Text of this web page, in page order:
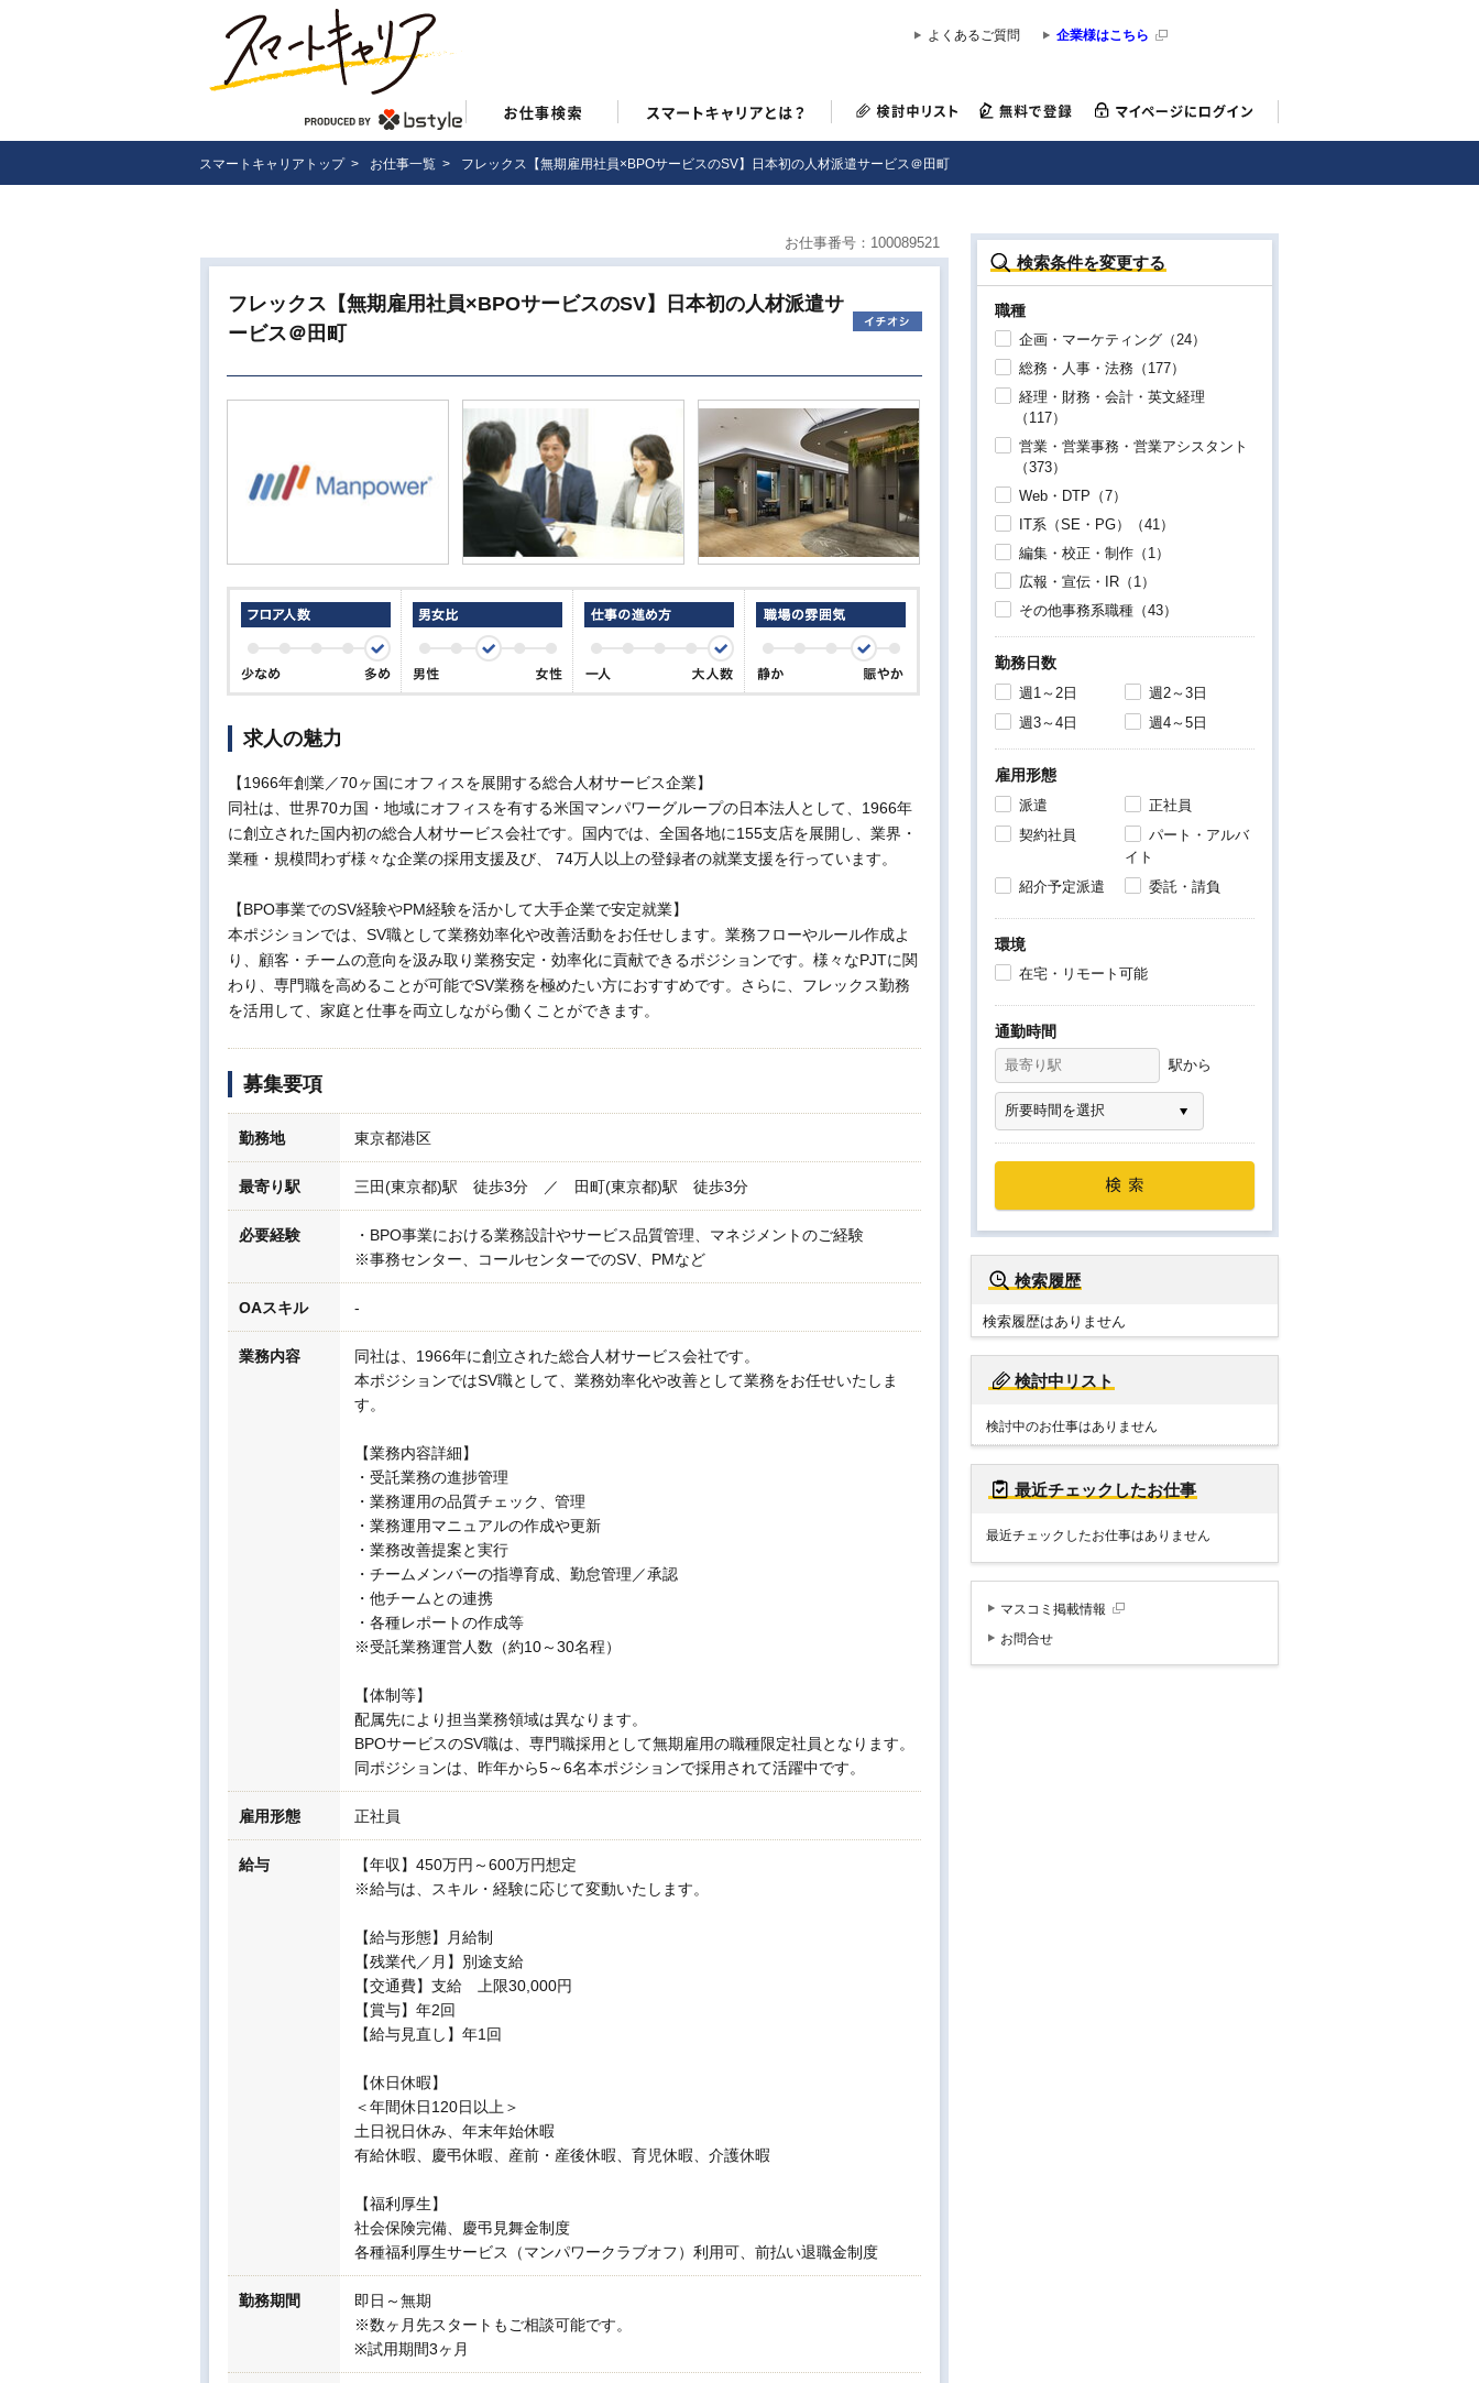
よくあるご質問 企業様はこちら
スマートキャリアトップ> お仕事一覧 > フレックス【無期雇用社員×BPOサービスのSV】日本初の人材派遣サービス＠田町
お仕事番号：100089521
フレックス【無期雇用社員×BPOサービスのSV】日本初の人材派遣サ
ービス＠田町
求人の魅力
【1966年創業／70ヶ国にオフィスを展開する総合人材サービス企業】
同社は、世界70カ国・地域にオフィスを有する米国マンパワーグループの日本法人として、1966年
に創立された国内初の総合人材サービス会社です。国内では、全国各地に155支店を展開し、業界・
業種・規模問わず様々な企業の採用支援及び、 74万人以上の登録者の就業支援を行っています。
【BPO事業でのSV経験やPM経験を活かして大手企業で安定就業】
本ポジションでは、SV職として業務効率化や改善活動をお任せします。業務フローやルール作成よ
り、顧客・チームの意向を汲み取り業務安定・効率化に貢献できるポジションです。様々なPJTに関
わり、専門職を高めることが可能でSV業務を極めたい方におすすめです。さらに、フレックス勤務
を活用して、家庭と仕事を両立しながら働くことができます。
募集要項
勤務地 東京都港区
最寄り駅 三田(東京都)駅 徒歩3分 ／ 田町(東京都)駅 徒歩3分
必要経験
・BPO事業における業務設計やサービス品質管理、マネジメントのご経験
※事務センター、コールセンターでのSV、PMなど
OAスキル -
業務内容
同社は、1966年に創立された総合人材サービス会社です。
本ポジションではSV職として、業務効率化や改善として業務をお任せいたしま
す。
【業務内容詳細】
・受託業務の進捗管理
・業務運用の品質チェック、管理
・業務運用マニュアルの作成や更新
・業務改善提案と実行
・チームメンバーの指導育成、勤怠管理／承認
・他チームとの連携
・各種レポートの作成等
※受託業務運営人数（約10～30名程）
【体制等】
配属先により担当業務領域は異なります。
BPOサービスのSV職は、専門職採用として無期雇用の職種限定社員となります。
同ポジションは、昨年から5～6名本ポジションで採用されて活躍中です。
雇用形態 正社員
給与
【年収】450万円～600万円想定
※給与は、スキル・経験に応じて変動いたします。
【給与形態】月給制
【残業代／月】別途支給
【交通費】支給 上限30,000円
【賞与】年2回
【給与見直し】年1回
【休日休暇】
＜年間休日120日以上＞
土日祝日休み、年末年始休暇
有給休暇、慶弔休暇、産前・産後休暇、育児休暇、介護休暇
【福利厚生】
社会保険完備、慶弔見舞金制度
各種福利厚生サービス（マンパワークラブオフ）利用可、前払い退職金制度
勤務期間
即日～無期
※数ヶ月先スタートもご相談可能です。
※試用期間3ヶ月
検索条件を変更する
職種
企画・マーケティング（24）
総務・人事・法務（177）
経理・財務・会計・英文経理
（117）
営業・営業事務・営業アシスタント
（373）
Web・DTP（7）
IT系（SE・PG）（41）
編集・校正・制作（1）
広報・宣伝・IR（1）
その他事務系職種（43）
勤務日数
週1～2日
週2～3日
週3～4日
週4～5日
雇用形態
派遣
正社員
契約社員
パート・アルバ
イト
紹介予定派遣
委託・請負
環境
在宅・リモート可能
通勤時間
駅から
検索履歴
検索履歴はありません
検討中リスト
検討中のお仕事はありません
最近チェックしたお仕事
最近チェックしたお仕事はありません
マスコミ掲載情報
お問合せ